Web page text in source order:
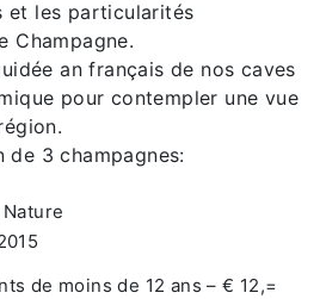
et les particularités
Champagne.
an français de nos caves
pour contempler une vue
de 3 champagnes:
de moins de 12 ans – € 12,=